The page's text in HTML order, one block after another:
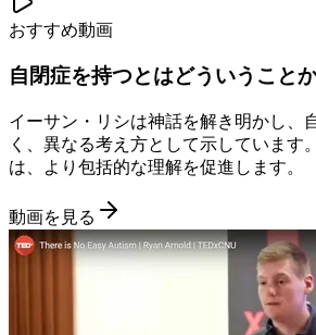
おすすめ動画
自閉症を持つとはどういうこと
イーサン・リシは神話を解き明かし、
く、異なる考え方として示しています
は、より包括的な理解を促進します。
動画を見る